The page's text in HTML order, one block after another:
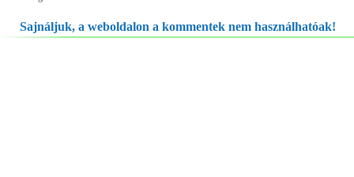
Sajnáljuk, a weboldalon a kommentek nem használhatóak!